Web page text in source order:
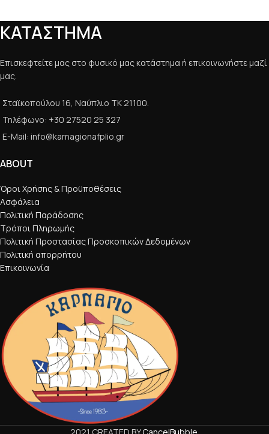
ΚΑΤΑΣΤΗΜΑ
Επισκεφτείτε μας στο φυσικό μας κατάστημα ή επικοινωνήστε μαζί
μας.
Σταϊκοπούλου 16, Ναύπλιο ΤΚ 21100.
Τηλέφωνο: +30 27520 25 327
E-Mail: info@karnagionafplio.gr
ABOUT
Όροι Χρήσης & Προϋποθέσεις
Ασφάλεια
Πολιτική Παράδοσης
Τρόποι Πληρωμής
Πολιτική Προστασίας Προσκοπικών Δεδομένων
Πολιτική απορρήτου
Επικοινωνία